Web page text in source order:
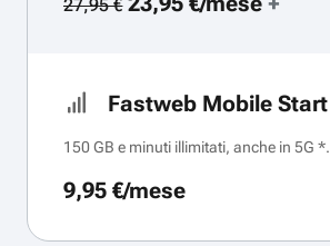
27,95 €
Fastweb Mobile Start
150 GB e minuti illimitati, anche in 5G *.
9,95 €/mese